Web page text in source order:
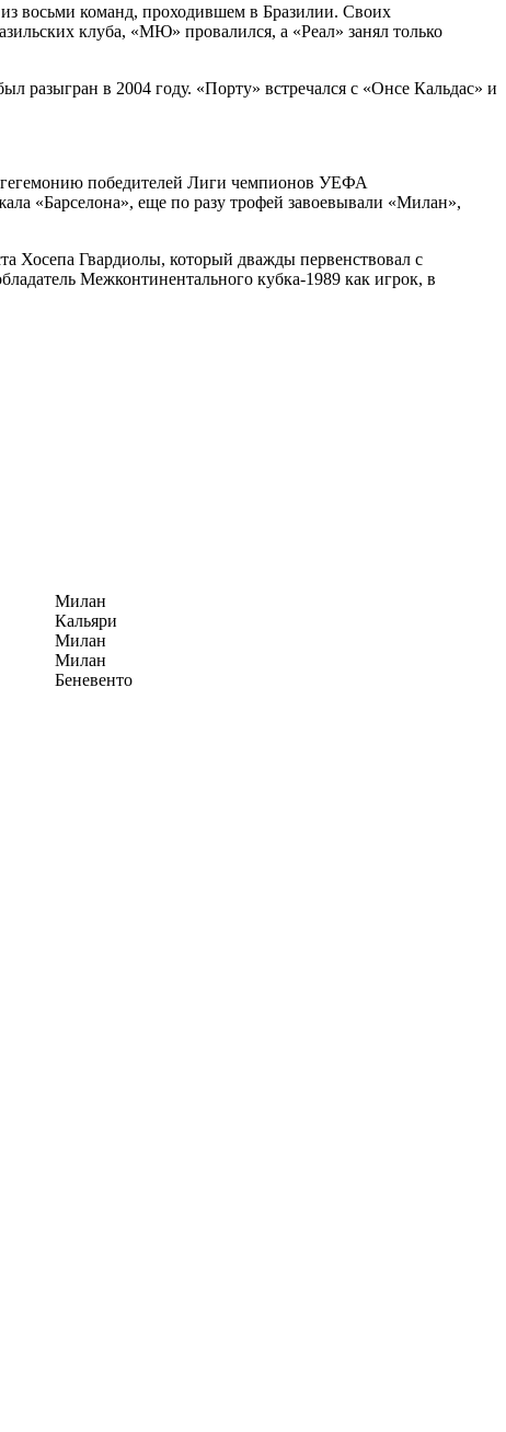
восьми команд, проходившем в Бразилии. Своих
клуба, «МЮ» провалился, а «Реал» занял только
разыгран в 2004 году. «Порту» встречался с «Онсе Кальдас» и
гегемонию победителей Лиги чемпионов УЕФА
«Барселона», еще по разу трофей завоевывали «Милан»,
Хосепа Гвардиолы, который дважды первенствовал с
Межконтинентального кубка-1989 как игрок, в
Милан
Кальяри
Милан
Милан
Беневенто